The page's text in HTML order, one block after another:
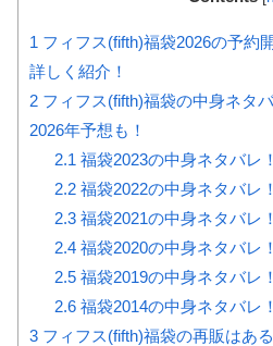
1 フィフス(fifth)福袋2026の予約
詳しく紹介！
2 フィフス(fifth)福袋の中身ネタ
2026年予想も！
2.1 福袋2023の中身ネタバレ！
2.2福袋2022の中身ネタバレ！
2.3福袋2021の中身ネタバレ！
2.4福袋2020の中身ネタバレ！
2.5福袋2019の中身ネタバレ！
2.6福袋2014の中身ネタバレ！
3 フィフス(fifth)福袋の再販はあ